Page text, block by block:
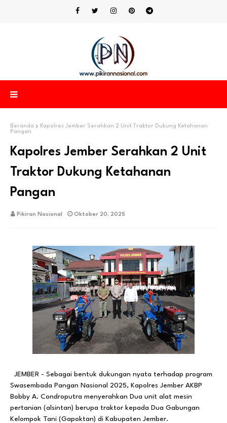
Beranda
Kapolres Jember Serahkan 2 Unit Traktor Dukung Ketahanan
Pangan
Kapolres Jember Serahkan 2 Unit
Traktor Dukung Ketahanan
Pangan
Pikiran Nasional Oktober 20, 2025
JEMBER - Sebagai bentuk dukungan nyata terhadap program
Swasembada Pangan Nasional 2025, Kapolres Jember AKBP
Bobby A. Condroputra menyerahkan Dua unit alat mesin
pertanian (alsintan) berupa traktor kepada Dua Gabungan
Kelompok Tani (Gapoktan) di Kabupaten Jember.